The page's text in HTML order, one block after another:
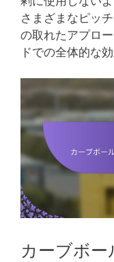
さまざまなピッ
の取れたアプロ
ドでの全体的な
カーブボ